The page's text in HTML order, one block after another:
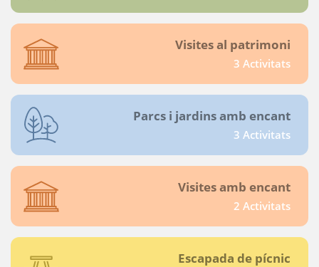
Visites al patrimoni
3 Activitats
Parcs i jardins amb encant
3 Activitats
Visites amb encant
2 Activitats
Escapada de pícnic